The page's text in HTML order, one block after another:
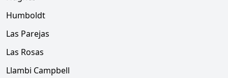
Humboldt
Las Parejas
Las Rosas
Llambi Campbell